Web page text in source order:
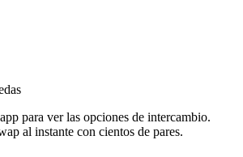
para ver las opciones de intercambio.
al instante con cientos de pares.